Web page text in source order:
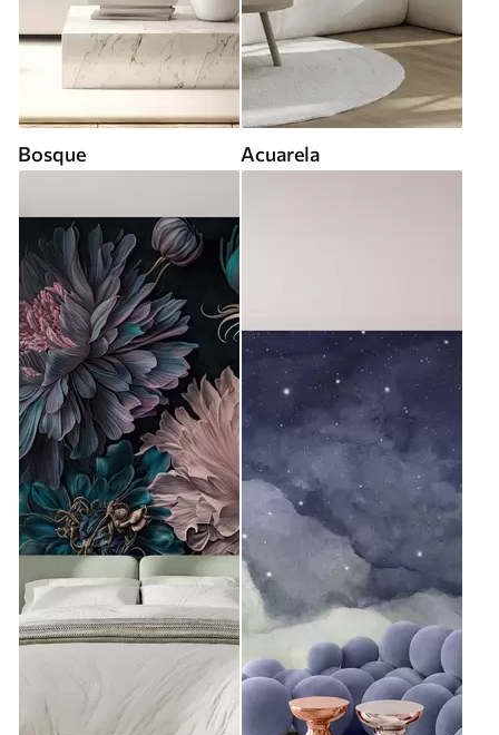
Bosque Acuarela